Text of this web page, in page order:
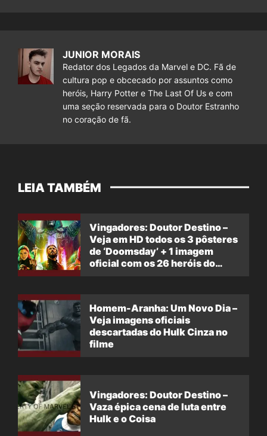
JUNIOR MORAIS
Redator dos Legados da Marvel e DC. Fã de
cultura pop e obcecado por assuntos como
heróis, Harry Potter e The Last Of Us e com
uma seção reservada para o Doutor Estranho
no coração de fã.
LEIA TAMBÉM
Vingadores: Doutor Destino –
Veja em HD todos os 3 pôsteres
de ‘Doomsday’ + 1 imagem
oficial com os 26 heróis do
Homem-Aranha: Um Novo Dia –
Veja imagens oficiais
descartadas do Hulk Cinza no
filme
Vingadores: Doutor Destino –
Vaza épica cena de luta entre
Hulk e o Coisa